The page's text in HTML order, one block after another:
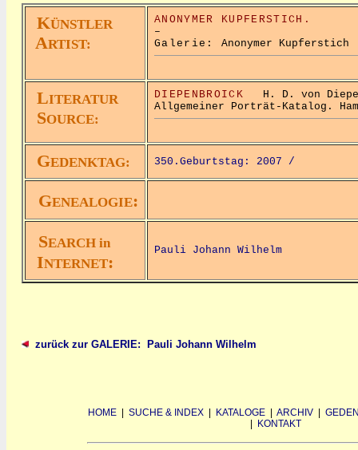
KÜNSTLER
ARTIST:
ANONYMER KUPFERSTICH.
–
Galerie: Anonymer Kupferstich
LITERATUR
SOURCE:
DIEPENBROICK H. D. von
Allgemeiner Porträt-Katalog.
GEDENKTAG: 350.Geburtstag: 2007 /
GENEALOGIE:
SEARCH in
INTERNET:
Pauli Johann Wilhelm
zurück zur GALERIE: Pauli Johann Wilhelm
HOME SUCHE & INDEX KATALOGE ARCHIV
KONTAKT